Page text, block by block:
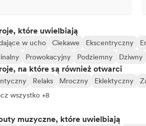
które uwielbiają
w ucho Ciekawe Ekscentryczny
Prowokacyjny Podziemny Dziwny
na które są również otwarci
Relaks Mroczny Eklektyczny
wszystko +8
muzyczne, które uwielbiają